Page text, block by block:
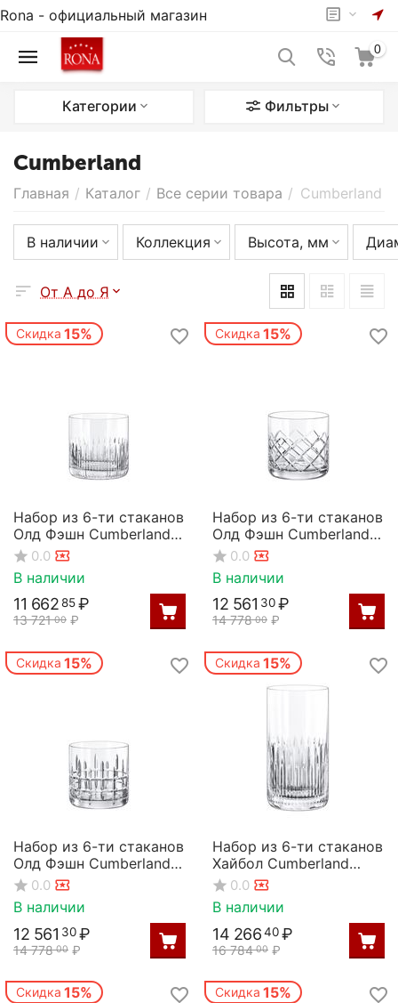
Rona - официальный магазин
0
Категории Фильтры
Cumberland
Главная / Каталог / Все серии товара / Cumberland
В наличии Коллекция Высота, мм
От А до Я
Скидка 15%
Набор из 6-ти стаканов
Олд Фэшн Cumberland
370мл; D=85,H=85мм,
Rona
0.0
В наличии
13 721 00 ₽
11 662 85 ₽
Скидка 15%
Набор из 6-ти стаканов
Олд Фэшн Cumberland
370мл; D=85,H=85мм,
Rona
0.0
В наличии
14 778 00 ₽
12 561 30 ₽
Скидка 15%
Набор из 6-ти стаканов
Олд Фэшн Cumberland
370мл; D=85,H=85мм,
Rona
0.0
В наличии
14 778 00 ₽
12 561 30 ₽
Скидка 15%
Набор из 6-ти стаканов
Хайбол Cumberland
390мл; D=70,H=135мм,
Rona
0.0
В наличии
16 784 00 ₽
14 266 40 ₽
Скидка 15% Скидка 15%